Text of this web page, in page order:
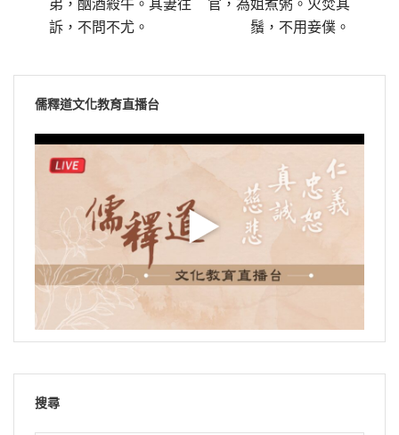
弟，酗酒殺牛。其妻往
訴，不問不尤。
官，為姐煮粥。火焚其
鬚，不用妾僕。
儒釋道文化教育直播台
搜尋